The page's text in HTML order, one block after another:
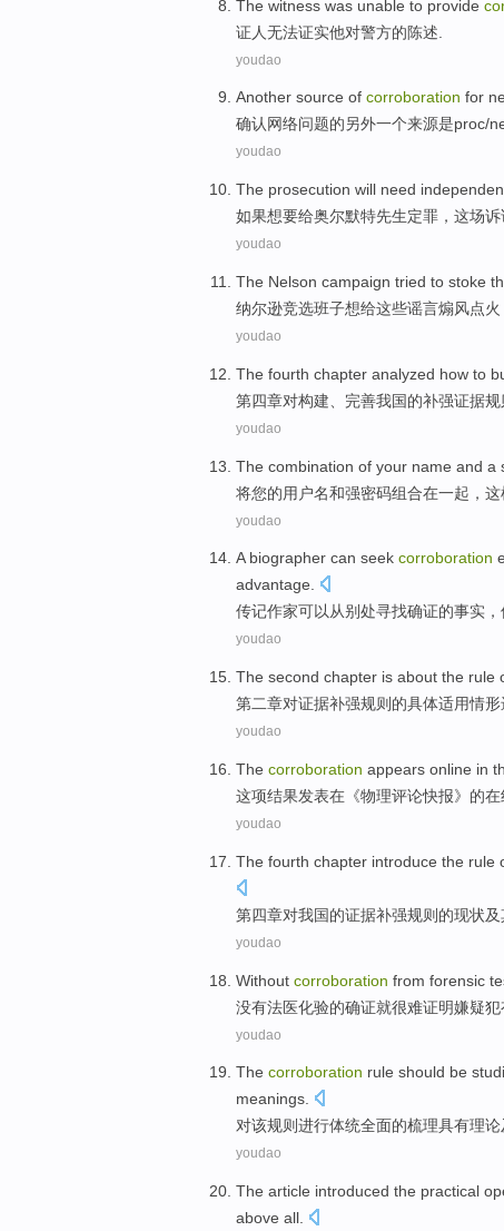
The witness was unable to provide
证人无法证实他对警方的陈述.
youdao
Another source of corroboration for
确认网络问题的另外一个来源是proc/
youdao
The prosecution will need
如果想要给奥尔默特先生定罪，这场诉
youdao
The Nelson campaign tried to stoke
纳尔逊竞选班子想给这些谣言煽风点火
youdao
The fourth chapter analyzed how to
第四章对构建 完善我国的补强证据规
youdao
The combination of your name and a
将您的用户名和强密码组合在一起，这
youdao
Abiographer can seek corroboration
advantage.
传记作家可以从别处寻找确证的事实，
youdao
The second chapter is about the rule
第二章对证据补强规则 的具体适用情形
youdao
The corroboration appears online in
这项结果发表在 《物理评论快报》的在
youdao
The fourth chapter introduce the rule
第四章对我国的证据补强规则 的现状及
youdao
Without corroboration from forensic
没有法医化验的确证就很难证明嫌疑犯
youdao
The corroboration rule should be
meanings.
对该规则进行体统全面的梳理具有理论
youdao
The article introduced the practical
above all.